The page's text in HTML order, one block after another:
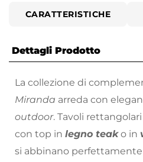
CARATTERISTICHE
Dettagli Prodotto
La collezione di
Miranda arreda con
outdoor. Tavoli
con top in legno teako in
si abbinano perfettamente